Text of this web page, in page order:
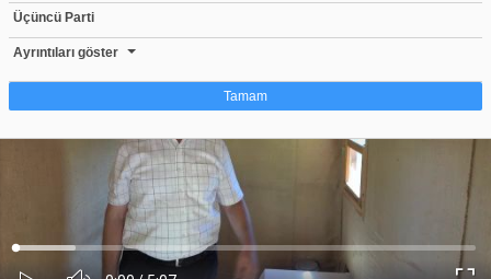
Üçüncü Parti
Ayrıntıları göster
Tamam
Çerezler, web-sitelerinin, kullanıcıların deneyimlerini daha verimli hale getirmek
amacıyla kullandığı küçük metin dosyalarıdır. Yasalara göre, bu sitenin
işletilmesi için kesinlikle gerekli olan çerezleri cihazınıza yerleştirebiliyoruz.
Diğer çerez türleri için sizden izin almamız gerekiyor. Bu site farklı çerez türleri
kullanmaktadır. Bazı çerezler, sayfalarımızda yer alan üçüncü şahıs hizmetleri
tarafından yerleştirilir. İzniniz şu alanlar için geçerlidir: web.tv
Ses
Yüklendi:
Yükleniyor:
Bursa'da binlerce arının üzerine yatan, daha dinç kalkıyor: Yeni